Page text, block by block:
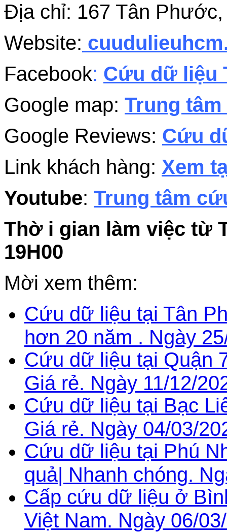
Địa chỉ: 167 Tân
Website:
Facebook: Cứu dữ liệu
Google map: Trung
Google Reviews: Cứu
Link khách hàng: Xem
Youtube: Trung tâm
Thờ i gian làm việc từ
19H00
Mời xem thêm:
Cứu dữ liệu tại Tân
hơn 20 năm . Ngày
Cứu dữ liệu tại Quận
Giá rẻ. Ngày 11/12/
Cứu dữ liệu tại Bạc
Giá rẻ. Ngày 04/03/
Cứu dữ liệu tại Phú
quả| Nhanh chóng.
Cấp cứu dữ liệu ở
Việt Nam. Ngày 06/